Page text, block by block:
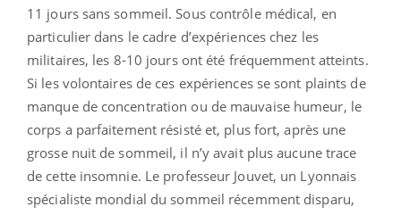
11 jours sans sommeil. Sous contrôle médical, en
particulier dans le cadre d’expériences chez les
militaires, les 8-10 jours ont été fréquemment atteints.
Si les volontaires de ces expériences se sont plaints de
manque de concentration ou de mauvaise humeur, le
corps a parfaitement résisté et, plus fort, après une
grosse nuit de sommeil, il n’y avait plus aucune trace
de cette insomnie. Le professeur Jouvet, un Lyonnais
spécialiste mondial du sommeil récemment disparu,